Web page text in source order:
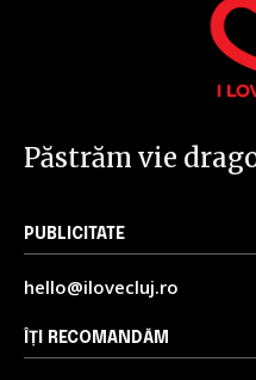
Păstrăm vie
PUBLICITATE
hello@ilovecluj.ro
ÎȚI RECOMANDĂM